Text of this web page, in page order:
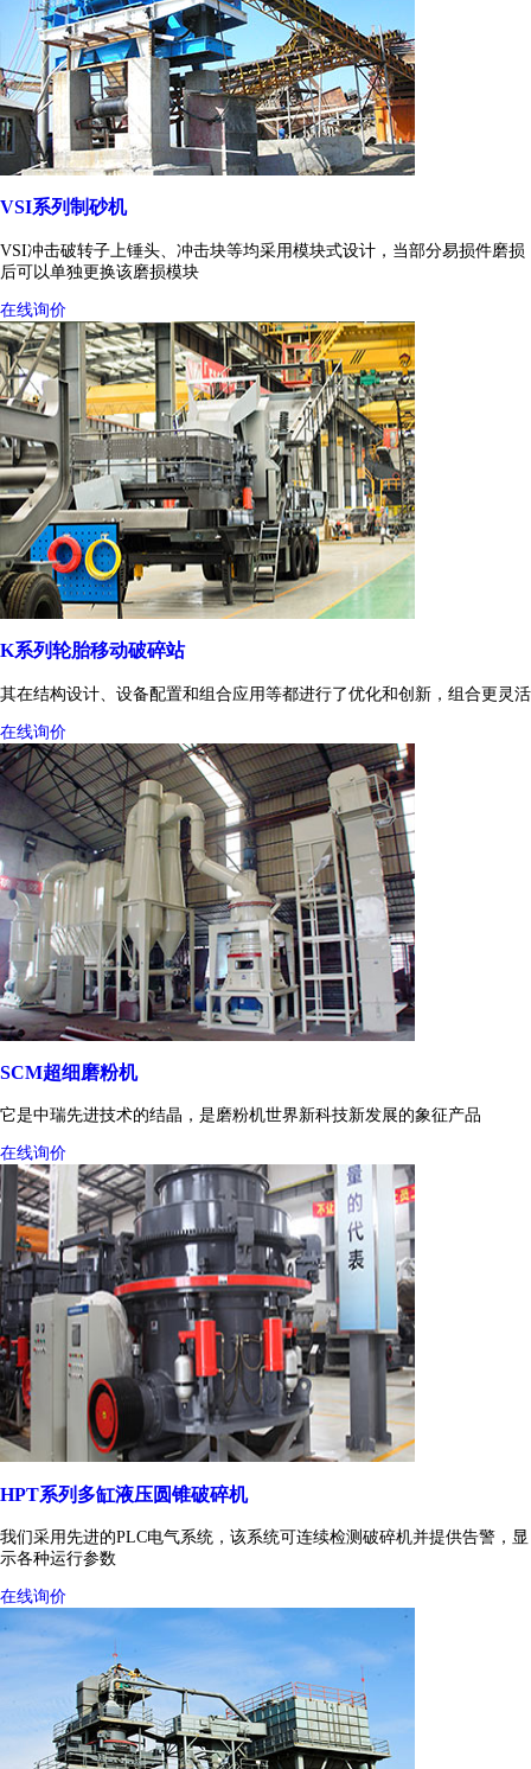
VSI系列制砂机
VSI冲击破转子上锤头、冲击块等均采用模块式设计，当部分易损件磨损
后可以单独更换该磨损模块
在线询价
K系列轮胎移动破碎站
其在结构设计、设备配置和组合应用等都进行了优化和创新，组合更灵活
在线询价
SCM超细磨粉机
它是中瑞先进技术的结晶，是磨粉机世界新科技新发展的象征产品
在线询价
HPT系列多缸液压圆锥破碎机
我们采用先进的PLC电气系统，该系统可连续检测破碎机并提供告警，显
示各种运行参数
在线询价